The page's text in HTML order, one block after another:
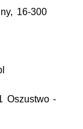
16-300
Oszustwo -